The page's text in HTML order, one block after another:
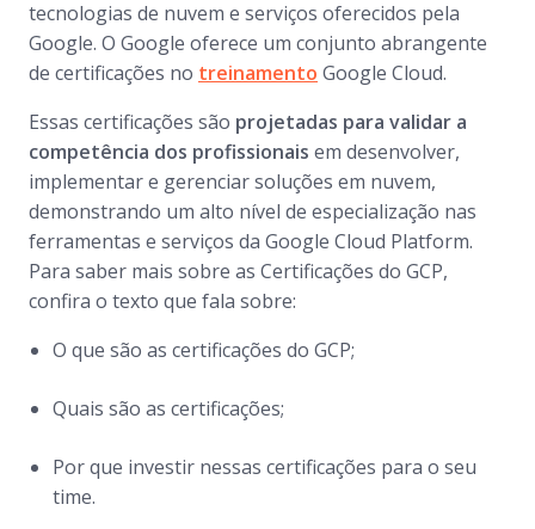
tecnologias de nuvem e serviços oferecidos pela
Google. O Google oferece um conjunto abrangente
de certificações no treinamento Google Cloud.
Essas certificações são projetadas para validar a
competência dos profissionais em desenvolver,
implementar e gerenciar soluções em nuvem,
demonstrando um alto nível de especialização nas
ferramentas e serviços da Google Cloud Platform.
Para saber mais sobre as Certificações do GCP,
confira o texto que fala sobre:
O que são as certificações do GCP;
Quais são as certificações;
Por que investir nessas certificações para o seu
time.